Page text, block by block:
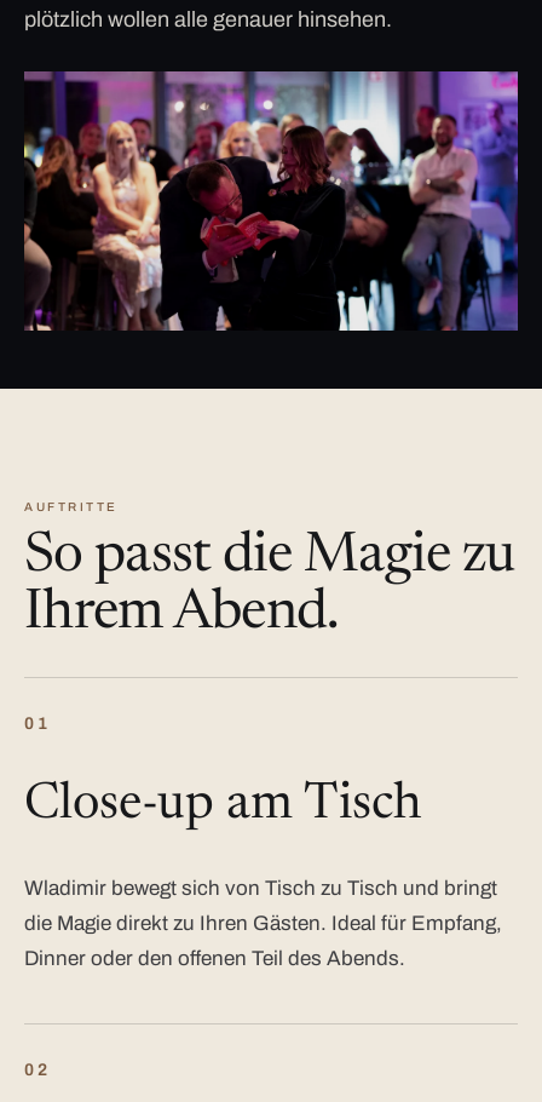
plötzlich wollen alle genauer hinsehen.
AUFTRITTE
So passt die Magie zu
Ihrem Abend.
01
Close-up am Tisch
Wladimir bewegt sich von Tisch zu Tisch und bringt
die Magie direkt zu Ihren Gästen. Ideal für Empfang,
Dinner oder den offenen Teil des Abends.
02